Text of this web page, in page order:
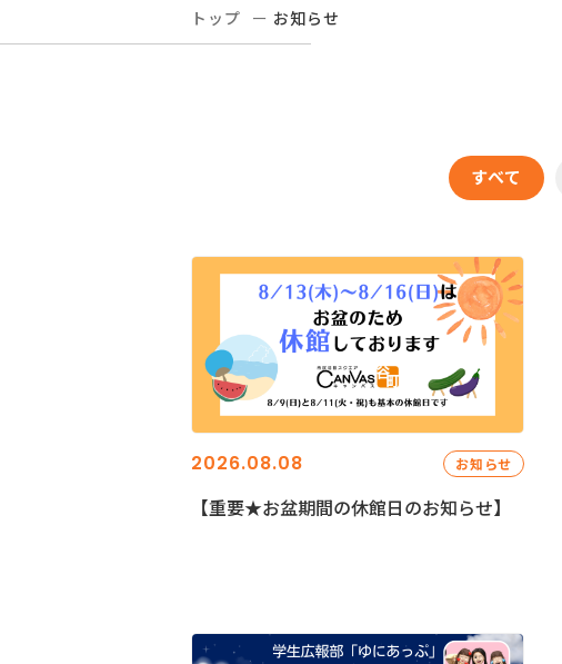
トップ お知らせ
すべて
2026.08.08 お知らせ
【重要★お盆期間の休館日のお知らせ】